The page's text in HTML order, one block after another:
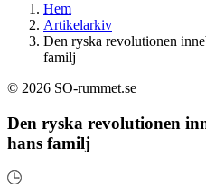
Hem
Artikelarkiv
Den ryska revolutionen
familj
© 2026 SO-rummet.se
Den ryska revolutionen
hans familj